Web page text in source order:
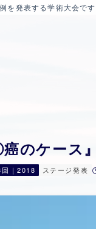
を発表する学術大会です
のケース
｜2018 ステージ発表